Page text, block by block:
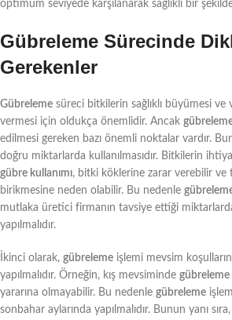
optimum seviyede karşılanarak sağlıklı bir
Gübreleme Sürecinde
Gerekenler
Gübreleme süreci bitkilerin sağlıklı büyümesi
vermesi için oldukça önemlidir. Ancak
edilmesi gereken bazı önemli noktalar vardır.
doğru miktarlarda kullanılmasıdır. Bitkilerin
gübre kullanımı, bitki köklerine zarar verebilir ve
birikmesine neden olabilir. Bu nedenle
mutlaka üretici firmanın tavsiye ettiği
yapılmalıdır.
İkinci olarak, gübreleme işlemi mevsim
yapılmalıdır. Örneğin, kış mevsiminde gübreleme
yararına olmayabilir. Bu nedenle gübreleme
sonbahar aylarında yapılmalıdır. Bunun yanı sıra,